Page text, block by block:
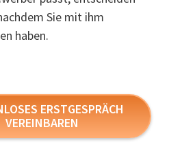
Sie mit ihm
haben.
ERSTGESPRÄCH
VEREINBAREN